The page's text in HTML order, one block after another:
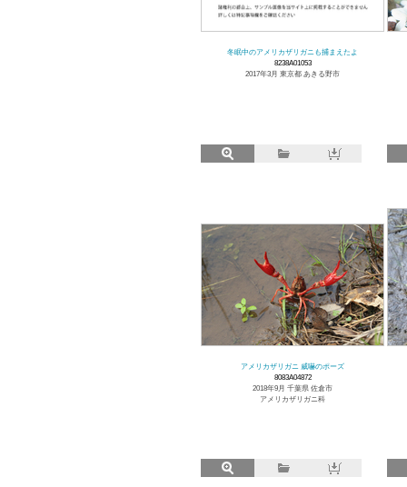
冬眠中のアメリカザリガニも捕まえたよ
8238A01053
2017年3月 東京都 あきる野市
アメリカザリガニ 威嚇のポーズ
8083A04872
2018年9月 千葉県 佐倉市
アメリカザリガニ科